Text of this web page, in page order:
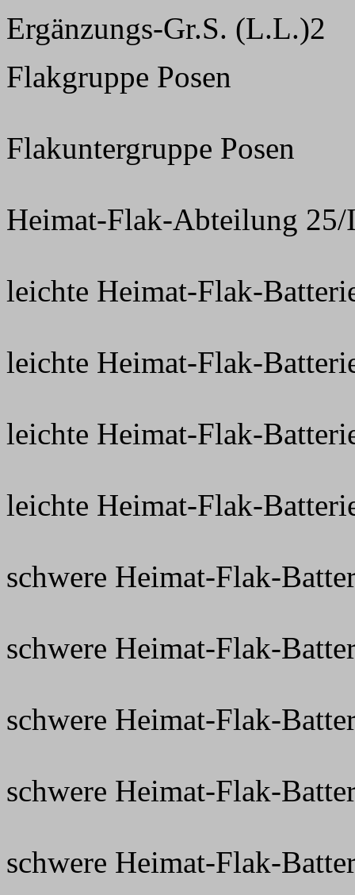
Ergänzungs-Gr.S. (L.L.)2
Flakgruppe Posen
Flakuntergruppe Posen
Heimat-Flak-Abteilung 25/
leichte Heimat-Flak-
leichte Heimat-Flak-
leichte Heimat-Flak-
leichte Heimat-Flak-
schwere Heimat-Flak-
schwere Heimat-Flak-
schwere Heimat-Flak-
schwere Heimat-Flak-
schwere Heimat-Flak-